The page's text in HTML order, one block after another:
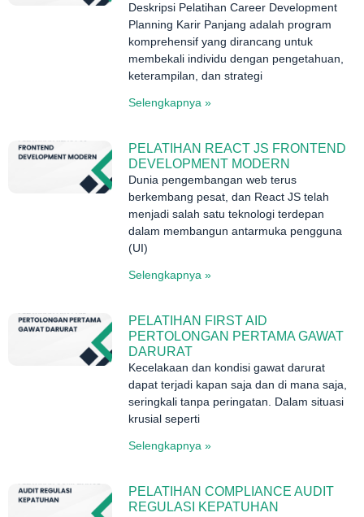
Deskripsi Pelatihan Career Development
Planning Karir Panjang adalah program
komprehensif yang dirancang untuk
membekali individu dengan pengetahuan,
keterampilan, dan strategi
Selengkapnya »
PELATIHAN REACT JS FRONTEND
DEVELOPMENT MODERN
Dunia pengembangan web terus
berkembang pesat, dan React JS telah
menjadi salah satu teknologi terdepan
dalam membangun antarmuka pengguna
(UI)
Selengkapnya »
PELATIHAN FIRST AID
PERTOLONGAN PERTAMA GAWAT
DARURAT
Kecelakaan dan kondisi gawat darurat
dapat terjadi kapan saja dan di mana saja,
seringkali tanpa peringatan. Dalam situasi
krusial seperti
Selengkapnya »
PELATIHAN COMPLIANCE AUDIT
REGULASI KEPATUHAN